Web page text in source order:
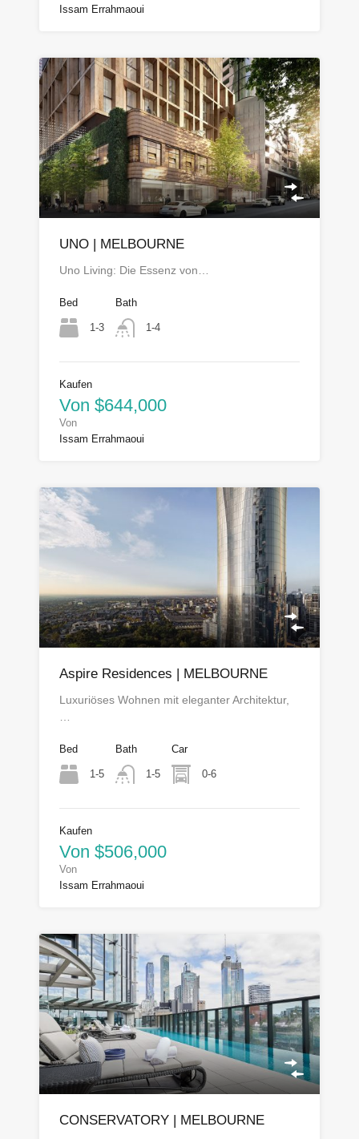
Issam Errahmaoui
UNO | MELBOURNE
Uno Living: Die Essenz von…
Bed
1-3
Bath
1-4
Kaufen
Von $644,000
Von
Issam Errahmaoui
Aspire Residences | MELBOURNE
Luxuriöses Wohnen mit eleganter Architektur,
Bed
1-5
Bath
1-5
Car
0-6
Kaufen
Von $506,000
Von
Issam Errahmaoui
CONSERVATORY | MELBOURNE